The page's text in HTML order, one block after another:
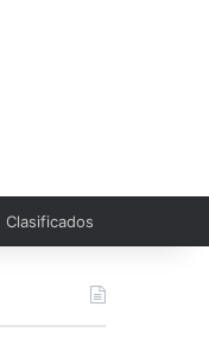
Clasificados